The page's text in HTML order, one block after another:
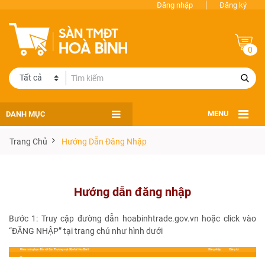
Đăng nhập Đăng ký
0
DANH MỤC MENU
Trang Chủ Hướng Dẫn Đăng Nhập
Hướng dẫn đăng nhập
Bước 1: Truy cập đường dẫn hoabinhtrade.gov.vn hoặc click vào
“ĐĂNG NHẬP” tại trang chủ như hình dưới